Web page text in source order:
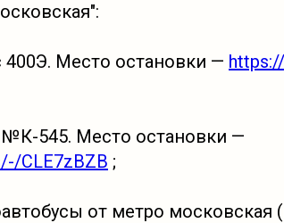
400Э. Место остановки —
545. Место остановки —
CLE7zBZB ;
от метро московская